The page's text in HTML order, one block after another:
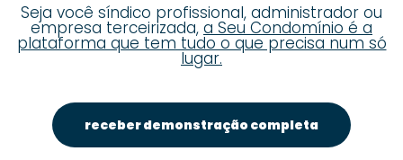
Seja você síndico profissional, administrador ou
empresa terceirizada, a Seu Condomínio é a
plataforma que tem tudo o que precisa num só
lugar.
receber demonstração completa